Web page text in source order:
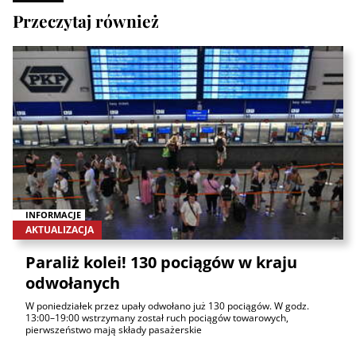
Przeczytaj również
INFORMACJE
AKTUALIZACJA
Paraliż kolei! 130 pociągów w kraju
odwołanych
W poniedziałek przez upały odwołano już 130 pociągów. W godz.
13:00–19:00 wstrzymany został ruch pociągów towarowych,
pierwszeństwo mają składy pasażerskie